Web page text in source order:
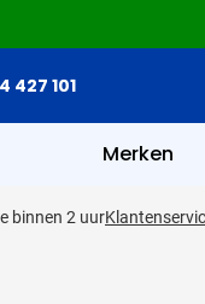
427 101
Merken
binnen 2 uur